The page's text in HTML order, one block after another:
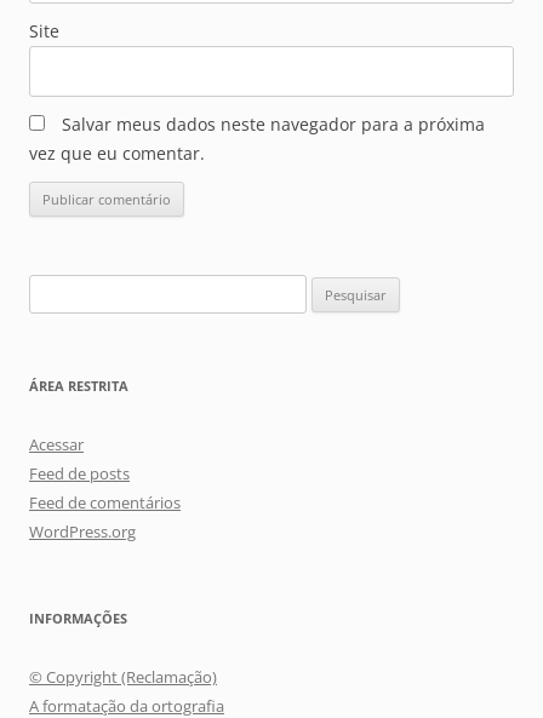
Site
Salvar meus dados neste navegador para a próxima
vez que eu comentar.
por:
ÁREA RESTRITA
Acessar
Feed de posts
Feed de comentários
WordPress.org
INFORMAÇÕES
© Copyright (Reclamação)
A formatação da ortografia